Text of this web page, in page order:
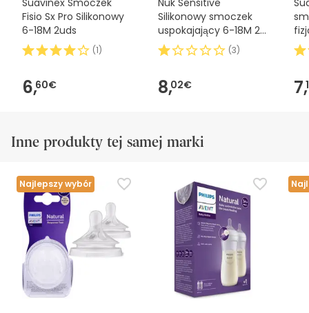
Suavinex Smoczek
Fisio Sx Pro Silikonowy
6-18M 2uds
(1)
6,60€
Nuk Sensitive
Silikonowy smoczek
uspokajający 6-18M 2
szt
(3)
8,02€ 7,
Inne produkty tej samej marki
Najlepszy wybór